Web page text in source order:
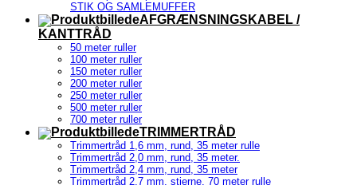
STIK OG SAMLEMUFFER
AFGRÆNSNINGSKABEL /
KANTTRÅD
50 meter ruller
100 meter ruller
150 meter ruller
200 meter ruller
250 meter ruller
500 meter ruller
700 meter ruller
TRIMMERTRÅD
Trimmertråd 1,6 mm, rund, 35 meter rulle
Trimmertråd 2,0 mm, rund, 35 meter.
Trimmertråd 2,4 mm, rund, 35 meter
Trimmertråd 2,7 mm, stjerne, 70 meter rulle